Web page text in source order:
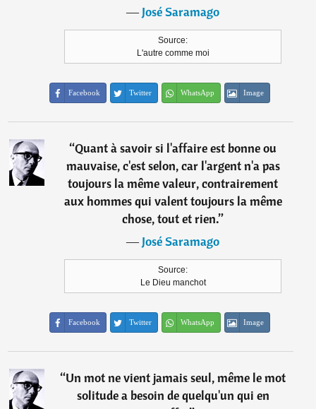
―José Saramago
Source:
L'autre comme moi
Facebook Twitter WhatsApp Image
“Quant à savoir si l'affaire est bonne ou
mauvaise, c'est selon, car l'argent n'a pas
toujours la même valeur, contrairement
aux hommes qui valent toujours la même
chose, tout et rien.”
―José Saramago
Source:
Le Dieu manchot
Facebook Twitter WhatsApp Image
“Un mot ne vient jamais seul, même le mot
solitude a besoin de quelqu'un qui en